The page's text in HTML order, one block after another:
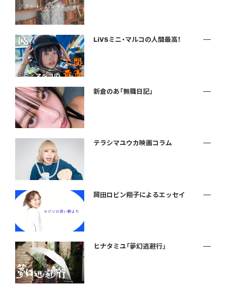
LiVSミニ・マルコの人間最高！
新倉のあ「無職日記」
テラシマユウカ映画コラム
岡田ロビン翔子によるエッセイ
ヒナタミユ「夢幻逃避行」